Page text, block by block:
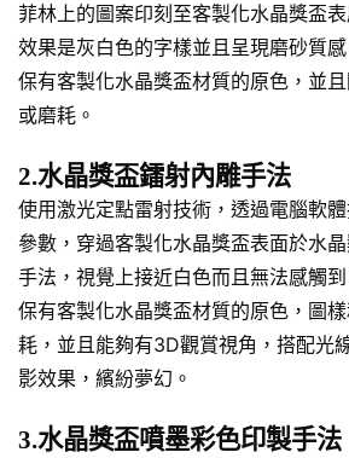
菲林上的圖案印刻至客製化水晶獎盃
效果是灰白色的字樣並且呈現磨砂質
保有客製化水晶獎盃材質的原色，並
或磨耗。
2.水晶獎盃鐳射內雕手法
使用激光定點雷射技術，透過電腦軟
參數，穿過客製化水晶獎盃表面於水
手法，視覺上接近白色而且無法感觸
保有客製化水晶獎盃材質的原色，圖
耗，並且能夠有3D觀賞視角，搭配光
影效果，繽紛夢幻。
3.水晶獎盃噴墨彩色印製手法